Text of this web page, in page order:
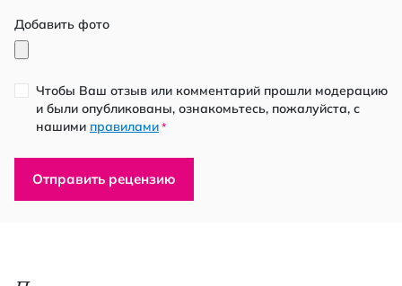
Добавить фото
Чтобы Ваш отзыв или комментарий прошли модерацию
и были опубликованы, ознакомьтесь, пожалуйста, с
нашими правилами *
Отправить рецензию